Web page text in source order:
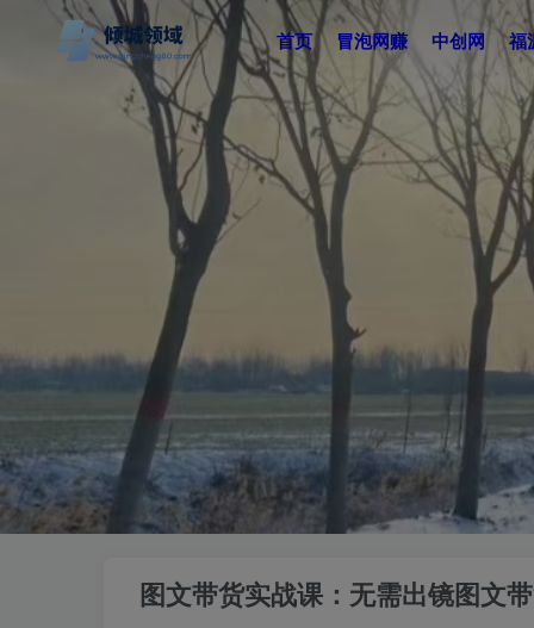
首页 冒泡网赚 中创网 福
图文带货实战课：无需出镜图文